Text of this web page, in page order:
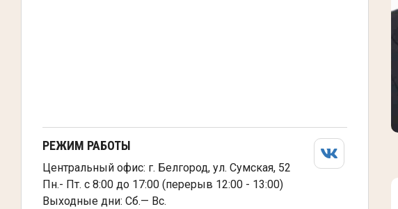
РЕЖИМ РАБОТЫ
Центральный офис: г. Белгород, ул. Сумская, 52
Пн.- Пт. с 8:00 до 17:00 (перерыв 12:00 - 13:00)
Выходные дни: Сб.— Вс.